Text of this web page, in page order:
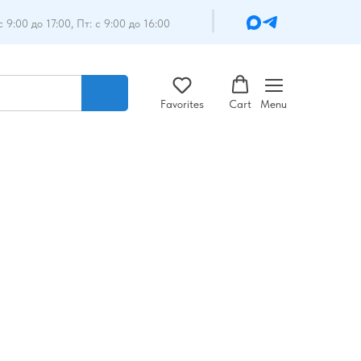
9:00 до 17:00, Пт: с 9:00 до 16:00
Favorites Cart Menu